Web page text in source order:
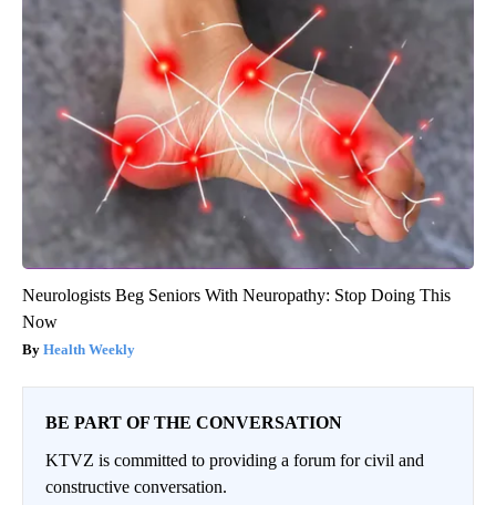
Neurologists Beg Seniors With Neuropathy: Stop Doing This
Now
Health Weekly
BE PART OF THE CONVERSATION
KTVZ is committed to providing a forum for civil and
constructive conversation.